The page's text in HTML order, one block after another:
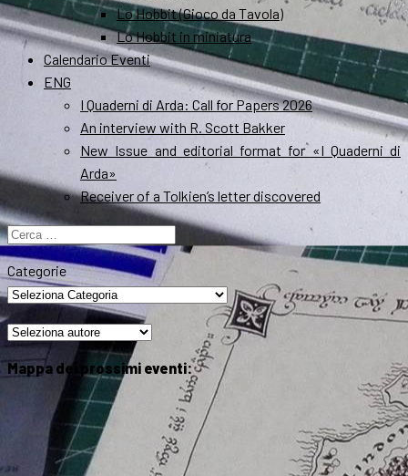
Lo Hobbit (Gioco da Tavola)
Lo Hobbit in miniatura
Calendario Eventi
ENG
I Quaderni di Arda: Call for Papers 2026
An interview with R. Scott Bakker
New Issue and editorial format for «I Quaderni di
Arda»
Receiver of a Tolkien’s letter discovered
Ricerca
per:
Categorie
Mappa dei prossimi eventi: